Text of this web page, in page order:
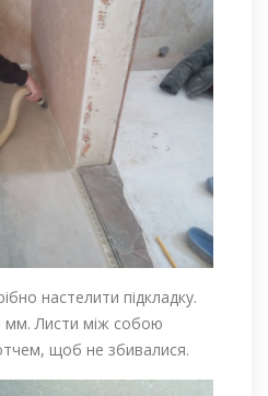
настелити підкладку.
мм. Листи між собою
щоб не збивалися.